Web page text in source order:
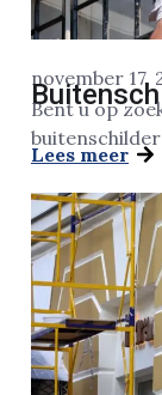
november 17,
Bent u op
Lees meer